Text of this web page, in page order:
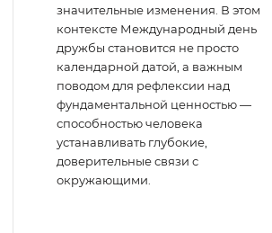
значительные изменения. В этом
контексте Международный день
дружбы становится не просто
календарной датой, а важным
поводом для рефлексии над
фундаментальной ценностью —
способностью человека
устанавливать глубокие,
доверительные связи с
окружающими.